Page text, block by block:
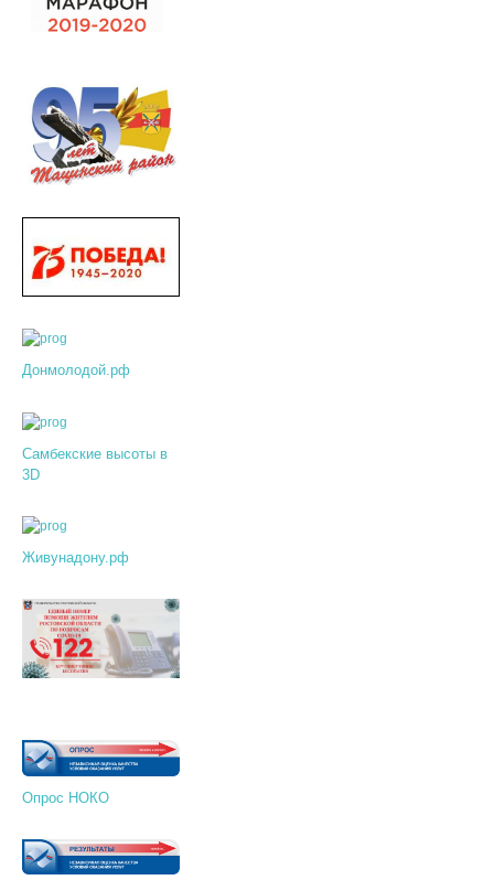
Донмолодой.рф
Самбекские высоты в
3D
Живунадону.рф
Опрос НОКО